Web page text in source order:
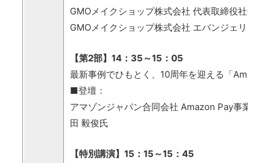
GMOメイクショップ株式会社 代表取締役社長
GMOメイクショップ株式会社 エバンジェリスト
【第2部】14：35～15：05
最新事例でひもとく、10周年を迎える「
■登壇：
アマゾンジャパン合同会社 Amazon Pay事業部
田 毅俊氏
【特別講演】15：15～15：45